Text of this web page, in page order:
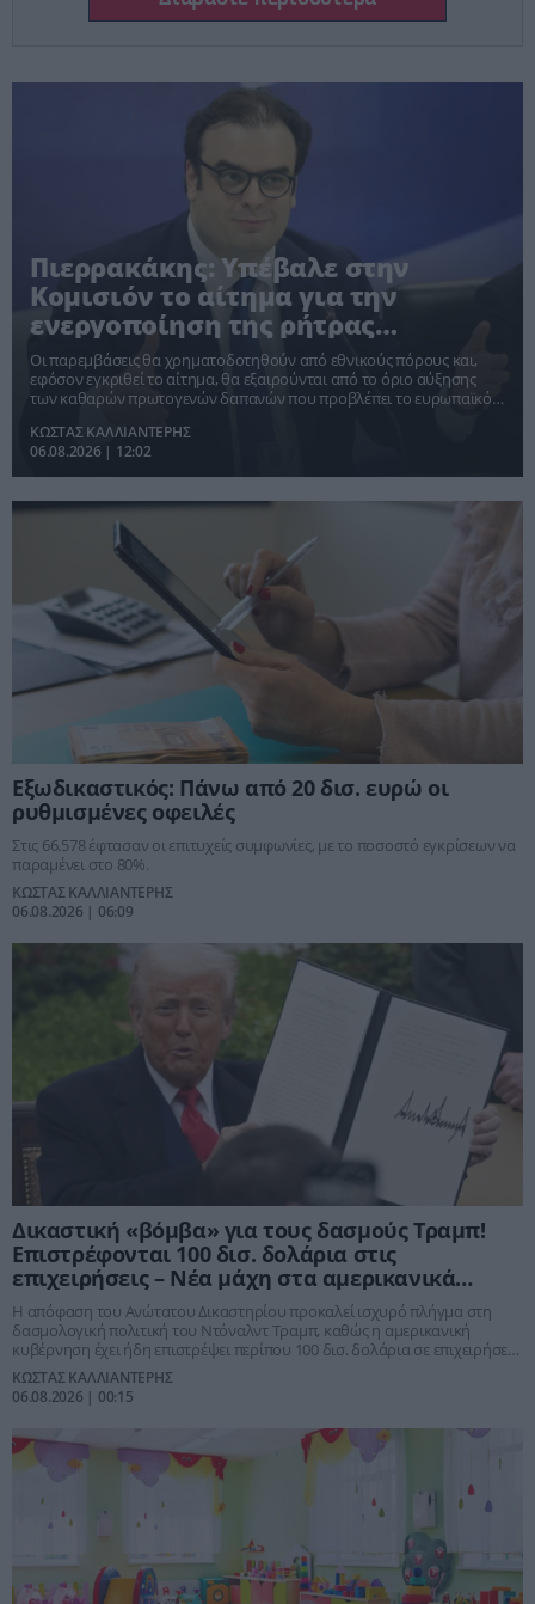
Πιερρακάκης: Υπέβαλε στην
Κομισιόν το αίτημα για την
ενεργοποίηση της ρήτρας
διαφυγής για την ενεργειακή
ανθεκτικότητα
Οι παρεμβάσεις θα χρηματοδοτηθούν από εθνικούς πόρους και,
εφόσον εγκριθεί το αίτημα, θα εξαιρούνται από το όριο αύξησης
των καθαρών πρωτογενών δαπανών που προβλέπει το ευρωπαϊκό
ΚΩΣΤΑΣ ΚΑΛΛΙΑΝΤΕΡΗΣ
06.08.2026 | 12:02
Εξωδικαστικός: Πάνω από 20 δισ. ευρώ οι
ρυθμισμένες οφειλές
Στις 66.578 έφτασαν οι επιτυχείς συμφωνίες, με το ποσοστό εγκρίσεων να
παραμένει στο 80%.
ΚΩΣΤΑΣ ΚΑΛΛΙΑΝΤΕΡΗΣ
06.08.2026 | 06:09
Δικαστική «βόμβα» για τους δασμούς Τραμπ!
Επιστρέφονται 100 δισ. δολάρια στις
επιχειρήσεις – Νέα μάχη στα αμερικανικά
δικαστήρια
Η απόφαση του Ανώτατου Δικαστηρίου προκαλεί ισχυρό πλήγμα στη
δασμολογική πολιτική του Ντόναλντ Τραμπ, καθώς η αμερικανική
κυβέρνηση έχει ήδη επιστρέψει περίπου 100 δισ. δολάρια σε επιχειρήσεις.
Την ίδια στιγμή, νέες προσφυγές απειλούν και το τελευταίο πακέτο
δασμών, ανοίγοντας νέο κύκλο αβεβαιότητας για το παγκόσμιο εμπόριο.
ΚΩΣΤΑΣ ΚΑΛΛΙΑΝΤΕΡΗΣ
06.08.2026 | 00:15